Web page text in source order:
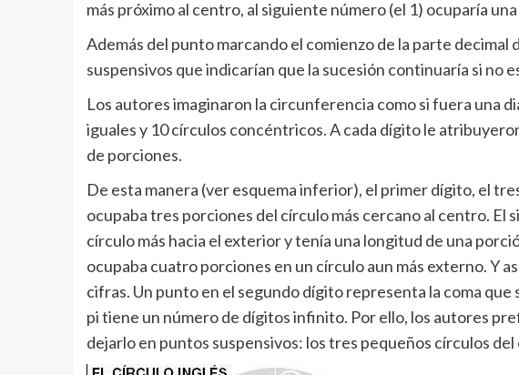
más próximo al centro, al siguiente número (el 1) ocuparía
Además del punto marcando el comienzo de la parte decimal
suspensivos que indicarían que la sucesión continuaría si no
Los autores imaginaron la circunferencia como si fuera una
iguales y 10 círculos concéntricos. A cada dígito le
de porciones.
De esta manera (ver esquema inferior), el primer dígito, el
ocupaba tres porciones del círculo más cercano al centro. El
círculo más hacia el exterior y tenía una longitud de una
ocupaba cuatro porciones en un círculo aun más externo. Y
cifras. Un punto en el segundo dígito representa la coma que
pi tiene un número de dígitos infinito. Por ello, los autores
dejarlo en puntos suspensivos: los tres pequeños círculos